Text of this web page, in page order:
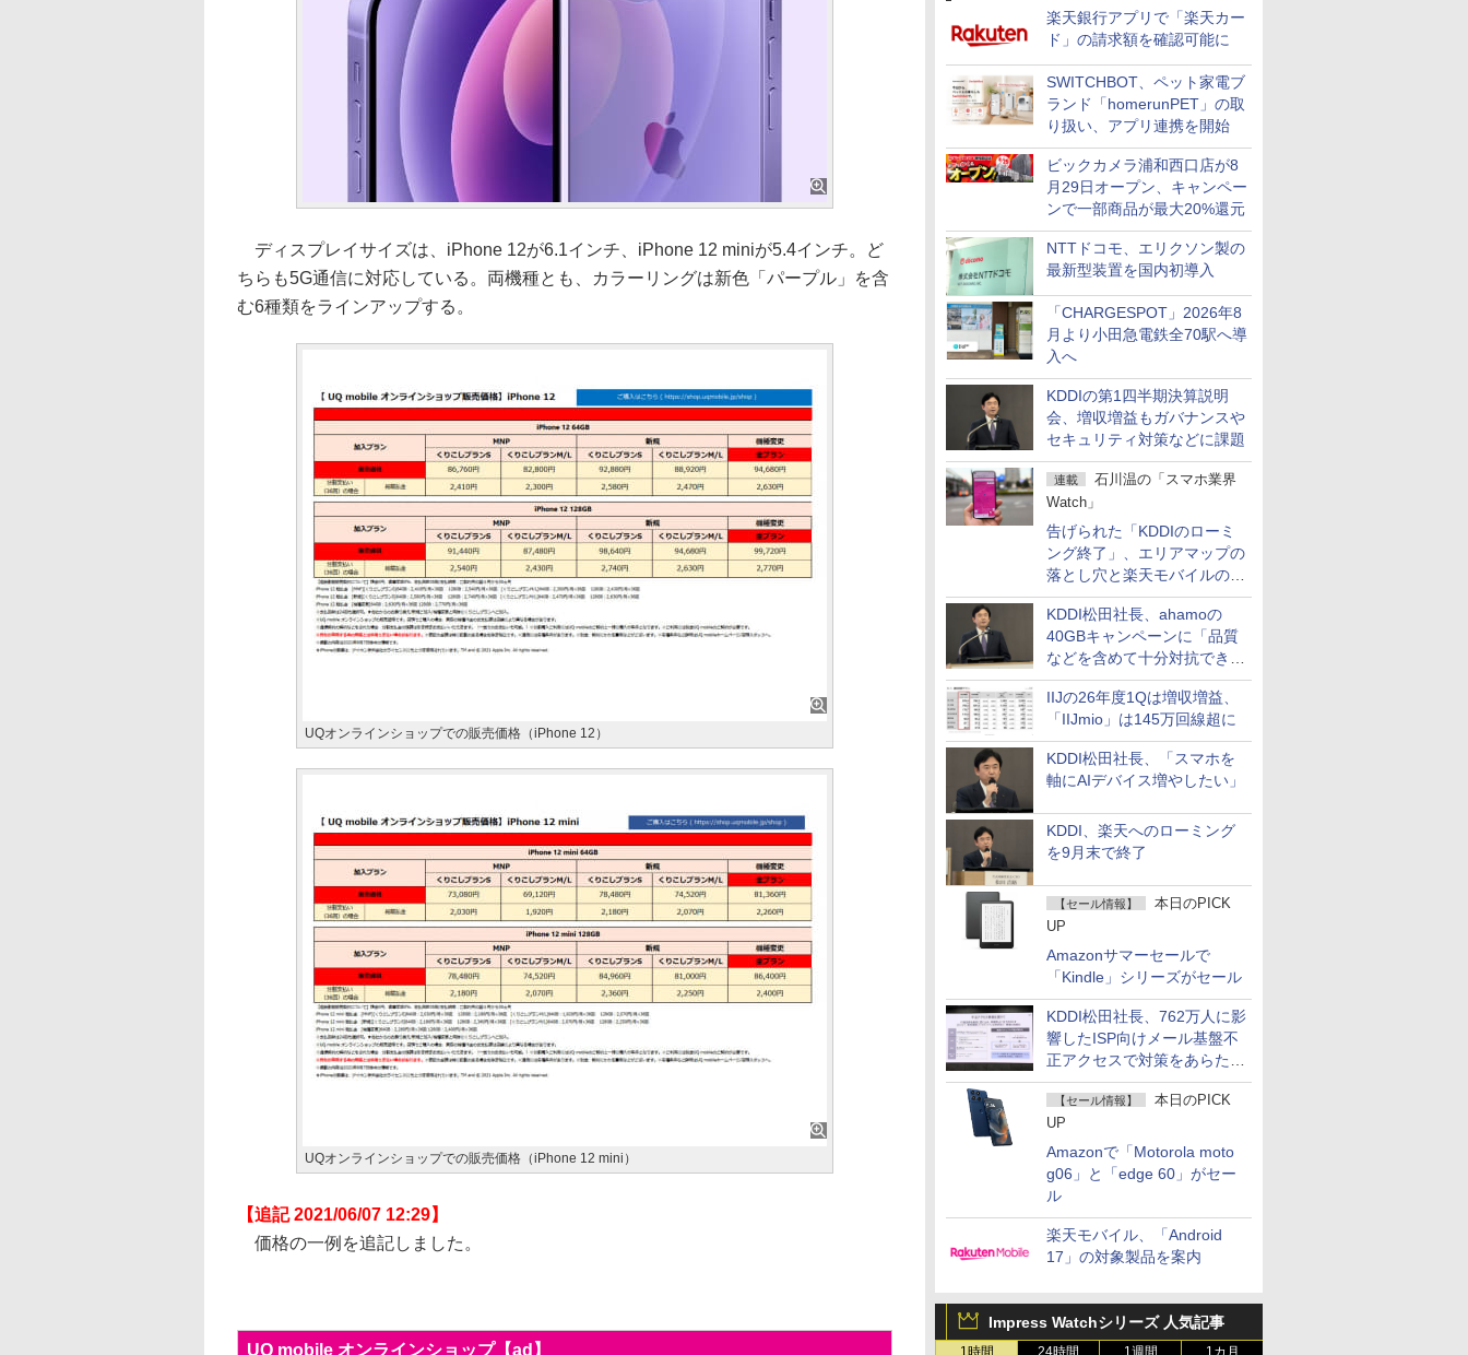
楽天銀行アプリで「楽天カー
ド」の請求額を確認可能に
SWITCHBOT、ペット家電ブ
ランド「homerunPET」の取
り扱い、アプリ連携を開始
ビックカメラ浦和西口店が8
月29日オープン、キャンペー
ンで一部商品が最大20%還元
NTTドコモ、エリクソン製の
最新型装置を国内初導入
「CHARGESPOT」2026年8
月より小田急電鉄全70駅へ導
入へ
KDDIの第1四半期決算説明
会、増収増益もガバナンスや
セキュリティ対策などに課題
連載
石川温の「スマホ業界
Watch」
告げられた「KDDIのローミ
ング終了」、エリアマップの
落とし穴と楽天モバイルの課
題
KDDI松田社長、ahamoの
40GBキャンペーンに「品質
などを含めて十分対抗でき
る」
IIJの26年度1Qは増収増益、
「IIJmio」は145万回線超に
KDDI松田社長、「スマホを
軸にAIデバイス増やしたい」
KDDI、楽天へのローミング
を9月末で終了
【セール情報】
本日のPICK
UP
Amazonサマーセールで
「Kindle」シリーズがセール
KDDI松田社長、762万人に影
響したISP向けメール基盤不
正アクセスで対策をあらため
て説明
【セール情報】
本日のPICK
UP
Amazonで「Motorola moto
g06」と「edge 60」がセー
ル
楽天モバイル、「Android
17」の対象製品を案内
Impress Watchシリーズ 人気記事
1時間 24時間 1週間 1カ月
ディスプレイサイズは、iPhone 12が6.1インチ、iPhone 12 miniが5.4インチ。ど
ちらも5G通信に対応している。両機種とも、カラーリングは新色「パープル」を含
む6種類をラインアップする。
UQオンラインショップでの販売価格（iPhone 12）
UQオンラインショップでの販売価格（iPhone 12 mini）
【追記 2021/06/07 12:29】
価格の一例を追記しました。
UQ mobile オンラインショップ【ad】